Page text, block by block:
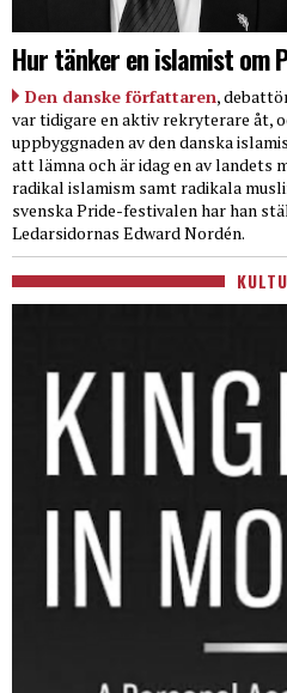
Hur tänker en islamist om
Den danske författaren,
var tidigare en aktiv rekryterare åt,
uppbyggnaden av den danska
att lämna och är idag en av landets
radikal islamism samt radikala
svenska Pride-festivalen har han
Ledarsidornas Edward Nordén.